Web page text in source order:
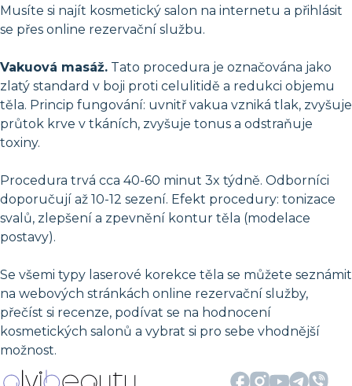
Musíte si najít kosmetický salon na internetu a přihlásit
se přes online rezervační službu.
Vakuová masáž. Tato procedura je označována jako
zlatý standard v boji proti celulitidě a redukci objemu
těla. Princip fungování: uvnitř vakua vzniká tlak, zvyšuje
průtok krve v tkáních, zvyšuje tonus a odstraňuje
toxiny.
Procedura trvá cca 40-60 minut 3x týdně. Odborníci
doporučují až 10-12 sezení. Efekt procedury: tonizace
svalů, zlepšení a zpevnění kontur těla (modelace
postavy).
Se všemi typy laserové korekce těla se můžete seznámit
na webových stránkách online rezervační služby,
přečíst si recenze, podívat se na hodnocení
kosmetických salonů a vybrat si pro sebe vhodnější
možnost.